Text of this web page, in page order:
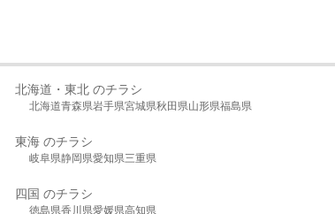
北海道・東北 のチラシ
北海道青森県岩手県宮城県秋田県山形県福島県
東海 のチラシ
岐阜県静岡県愛知県三重県
四国 のチラシ
徳島県香川県愛媛県高知県